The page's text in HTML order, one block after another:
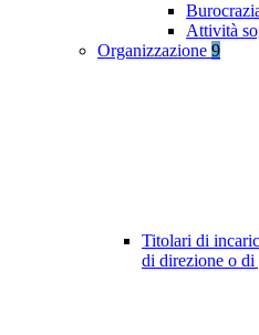
Attività
Organizzazione 9
Titolari di
di direzione o di